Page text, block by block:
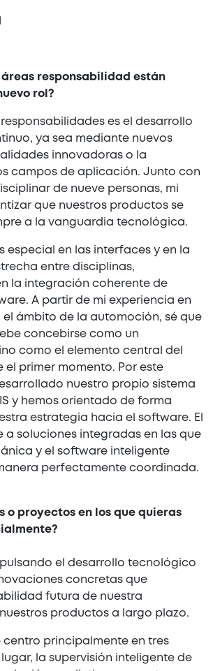
áreas responsabilidad están
rol?
responsabilidades es el desarrollo
ya sea mediante nuevos
innovadoras o la
campos de aplicación. Junto con
de nueve personas, mi
que nuestros productos se
a la vanguardia tecnológica.
especial en las interfaces y en la
entre disciplinas,
la integración coherente de
A partir de mi experiencia en
el ámbito de la automoción, sé que
concebirse como un
como el elemento central del
el primer momento. Por este
nuestro propio sistema
y hemos orientado de forma
estrategia hacia el software. El
a soluciones integradas en las que
y el software inteligente
perfectamente coordinada.
o proyectos en los que quieras
el desarrollo tecnológico
concretas que
futura de nuestra
productos a largo plazo.
centro principalmente en tres
lugar, la supervisión inteligente de